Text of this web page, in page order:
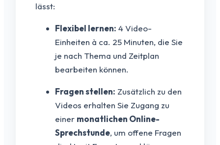
lässt:
Flexibel lernen: 4 Video-
Einheiten à ca. 25 Minuten, die Sie
je nach Thema und Zeitplan
bearbeiten können.
Fragen stellen: Zusätzlich zu den
Videos erhalten Sie Zugang zu
einer monatlichen Online-
Sprechstunde, um offene Fragen